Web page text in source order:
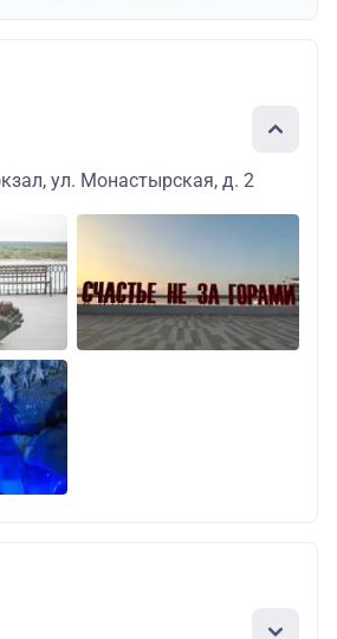
ул. Монастырская, д. 2